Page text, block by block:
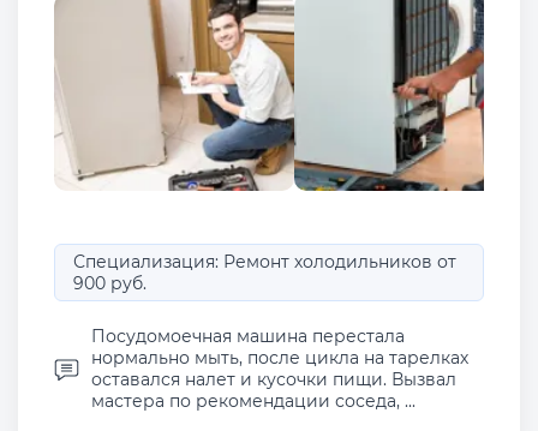
Специализация: Ремонт холодильников от
900 руб.
Посудомоечная машина перестала
нормально мыть, после цикла на тарелках
оставался налет и кусочки пищи. Вызвал
мастера по рекомендации соседа, ...